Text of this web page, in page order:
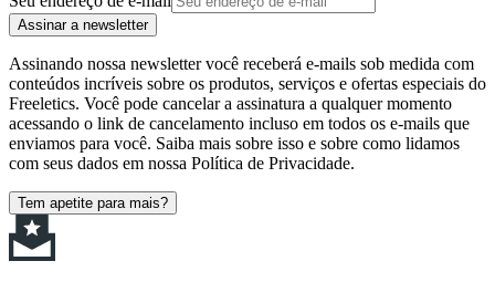
Assinar a newsletter
Assinando nossa newsletter você receberá e-mails sob medida com
conteúdos incríveis sobre os produtos, serviços e ofertas especiais do
Freeletics. Você pode cancelar a assinatura a qualquer momento
acessando o link de cancelamento incluso em todos os e-mails que
enviamos para você. Saiba mais sobre isso e sobre como lidamos
com seus dados em nossa Política de Privacidade.
Tem apetite para mais?